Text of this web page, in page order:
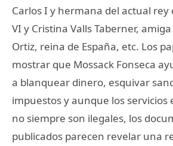
Carlos I y hermana del actual rey
VI y Cristina Valls Taberner,
Ortiz, reina de España, etc. Los
mostrar que Mossack Fonseca
a blanquear dinero, esquivar
impuestos y aunque los
no siempre son ilegales, los
publicados parecen revelar una